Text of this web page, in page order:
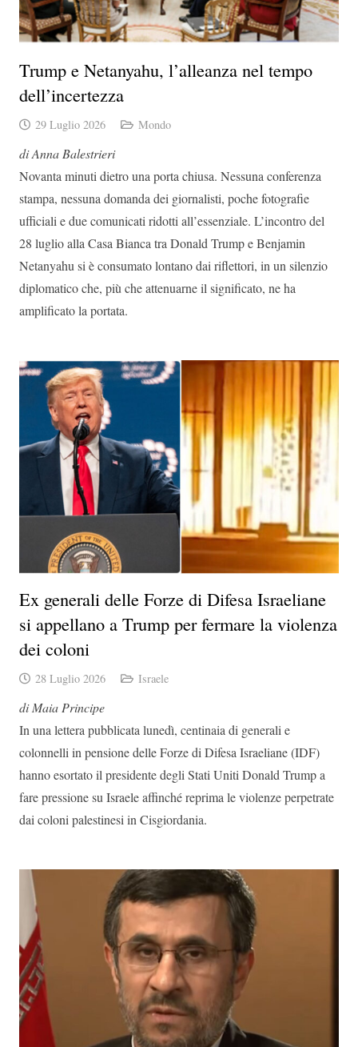
Trump e Netanyahu, l’alleanza nel tempo
dell’incertezza
29 Luglio 2026 Mondo
di Anna Balestrieri
Novanta minuti dietro una porta chiusa. Nessuna conferenza
stampa, nessuna domanda dei giornalisti, poche fotografie
ufficiali e due comunicati ridotti all’essenziale. L’incontro del
28 luglio alla Casa Bianca tra Donald Trump e Benjamin
Netanyahu si è consumato lontano dai riflettori, in un silenzio
diplomatico che, più che attenuarne il significato, ne ha
amplificato la portata.
Ex generali delle Forze di Difesa Israeliane
si appellano a Trump per fermare la violenza
dei coloni
28 Luglio 2026 Israele
di Maia Principe
In una lettera pubblicata lunedì, centinaia di generali e
colonnelli in pensione delle Forze di Difesa Israeliane (IDF)
hanno esortato il presidente degli Stati Uniti Donald Trump a
fare pressione su Israele affinché reprima le violenze perpetrate
dai coloni palestinesi in Cisgiordania.